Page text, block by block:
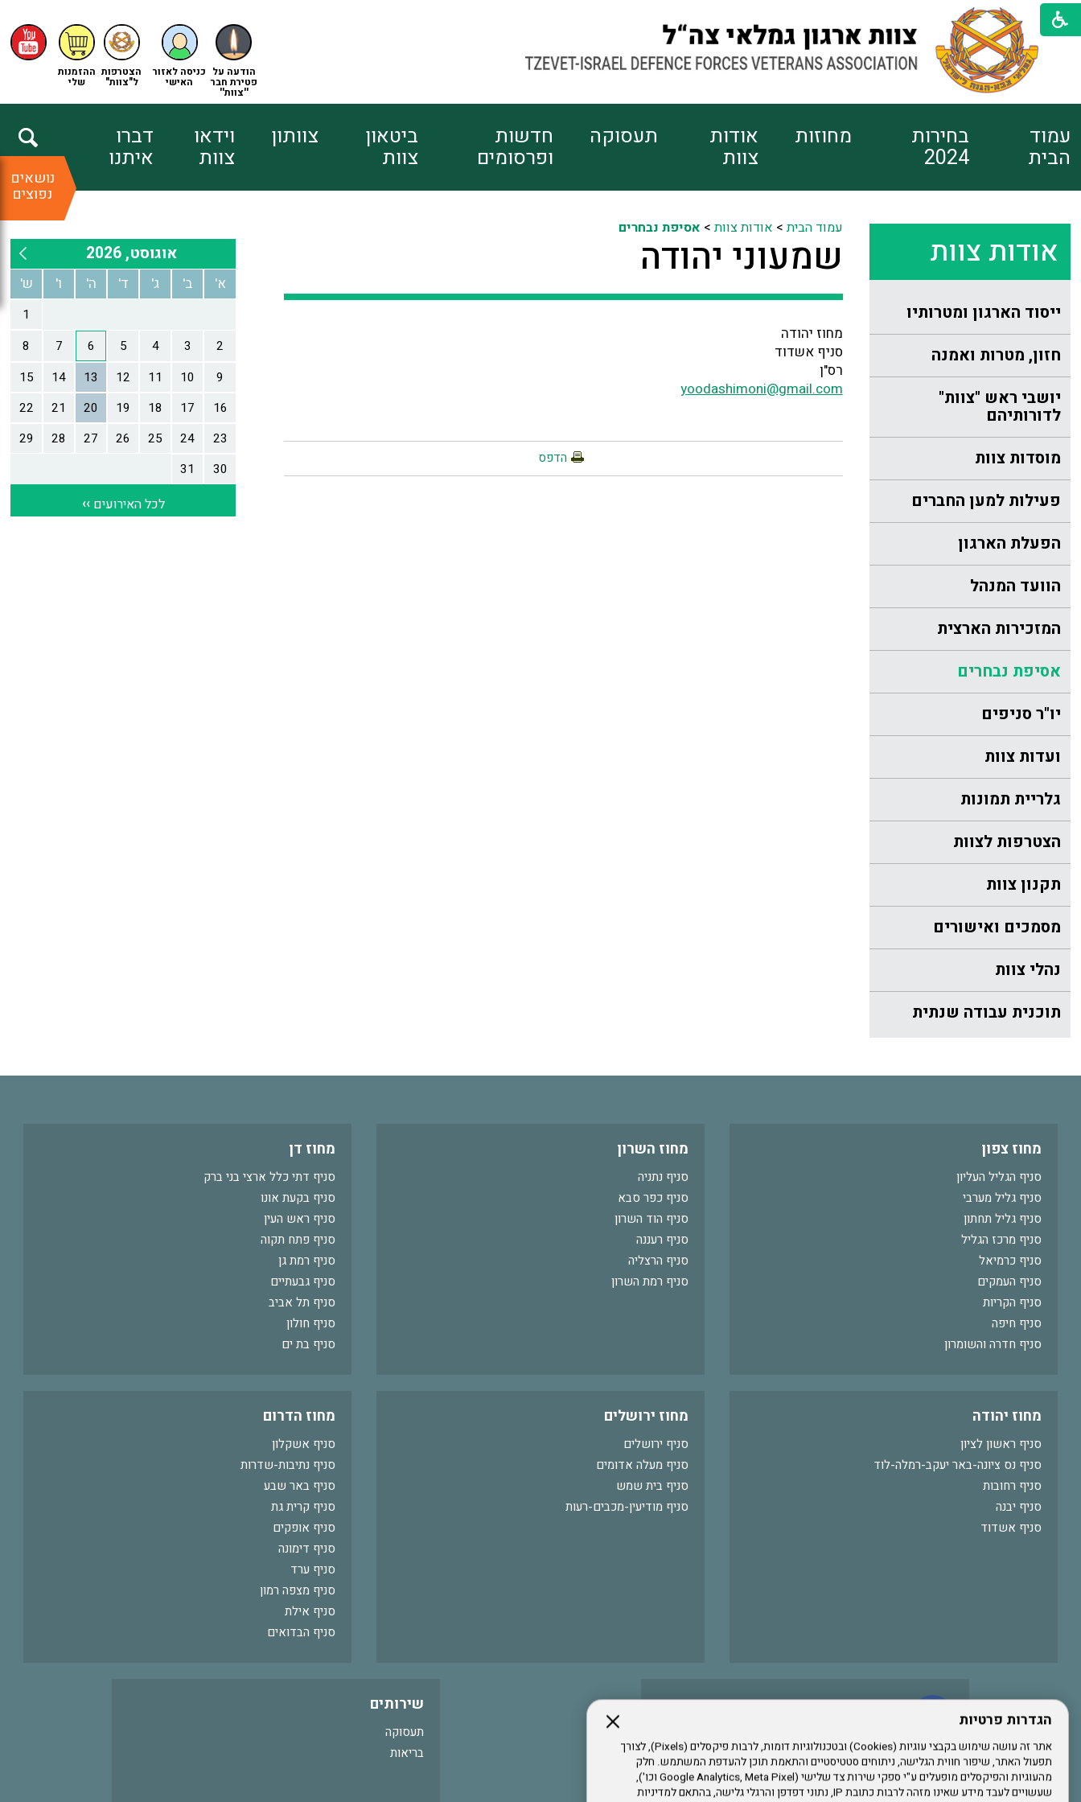
הגדרות פרטיות
אתר זה עושה שימוש בקבצי עוגיות (Cookies) ובטכנולוגיות דומות, לרבות פיקסלים (Pixels), לצורך
תפעול האתר, שיפור חווית הגלישה, ניתוחים סטטיסטיים והתאמת תוכן להעדפת המשתמש. חלק
מהעוגיות והפיקסלים מופעלים ע"י ספקי שירות צד שלישי (Google Analytics, Meta Pixel וכו'),
שעשויים לעבד מידע שאינו מזהה לרבות כתובת IP, נתוני דפדפן והרגלי גלישה, בהתאם למדיניות
ההזמנות
שלי
הצטרפות
ל"צוות"
כניסה לאזור
האישי
הודעה על
פטירת חבר
''צוות''
עמוד
הבית
בחירות
2024
מחוזות אודות
צוות
תעסוקה חדשות
ופרסומים
ביטאון
צוות
צוותון וידאו
צוות
דברו
איתנו
נושאים
נפוצים
אודות צוות
ייסוד הארגון ומטרותיו
חזון, מטרות ואמנה
יושבי ראש "צוות"
לדורותיהם
מוסדות צוות
פעילות למען החברים
הפעלת הארגון
הוועד המנהל
המזכירות הארצית
אסיפת נבחרים
יו"ר סניפים
ועדות צוות
גלריית תמונות
הצטרפות לצוות
תקנון צוות
מסמכים ואישורים
נהלי צוות
תוכנית עבודה שנתית
עמוד הבית> אודות צוות> אסיפת נבחרים
שמעוני יהודה
מחוז יהודה
סניף אשדוד
רס"ן
yoodashimoni@gmail.com
הדפס
מחוז צפון
סניף הגליל העליון
סניף גליל מערבי
סניף גליל תחתון
סניף מרכז הגליל
סניף כרמיאל
סניף העמקים
סניף הקריות
סניף חיפה
סניף חדרה והשומרון
מחוז השרון
סניף נתניה
סניף כפר סבא
סניף הוד השרון
סניף רעננה
סניף הרצליה
סניף רמת השרון
מחוז דן
סניף דתי כלל ארצי בני ברק
סניף בקעת אונו
סניף ראש העין
סניף פתח תקוה
סניף רמת גן
סניף גבעתיים
סניף תל אביב
סניף חולון
סניף בת ים
מחוז יהודה
סניף ראשון לציון
סניף נס ציונה-באר יעקב-רמלה-לוד
סניף רחובות
סניף יבנה
סניף אשדוד
מחוז ירושלים
סניף ירושלים
סניף מעלה אדומים
סניף בית שמש
סניף מודיעין-מכבים-רעות
מחוז הדרום
סניף אשקלון
סניף נתיבות-שדרות
סניף באר שבע
סניף קרית גת
סניף אופקים
סניף דימונה
סניף ערד
סניף מצפה רמון
סניף אילת
סניף הבדואים
הרשמו לערוץ היוטיוב שלנו
שירותים
תעסוקה
בריאות